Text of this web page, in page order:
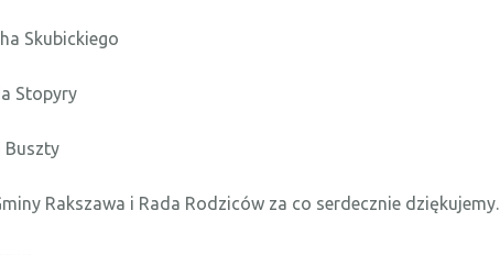
Skubickiego
Stopyry
Buszty
Rakszawa i Rada Rodziców za co serdecznie dziękujemy.